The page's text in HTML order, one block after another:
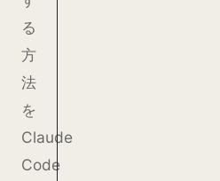
る
方
法
を
Claude
Code